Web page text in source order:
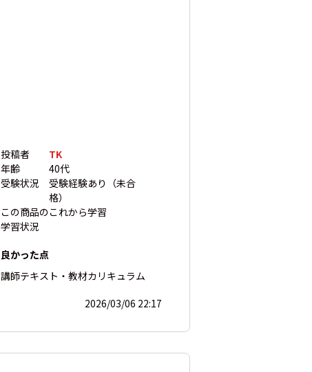
投稿者
TK
年齢
40代
受験状況
受験経験あり（未合
格）
この商品の
学習状況
これから学習
良かった点
講師テキスト・教材カリキュラム
2026/03/06 22:17